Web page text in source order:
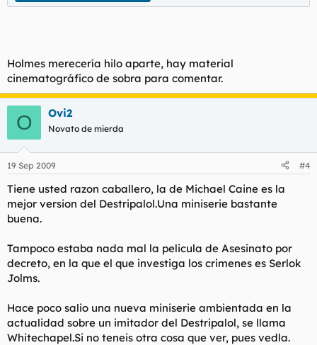
Holmes merecería hilo aparte, hay material
cinematográfico de sobra para comentar.
O Ovi2
Novato de mierda
19 Sep 2009 #4
Tiene usted razon caballero, la de Michael Caine es la
mejor version del Destripalol.Una miniserie bastante
buena.
Tampoco estaba nada mal la pelicula de Asesinato por
decreto, en la que el que investiga los crimenes es Serlok
Jolms.
Hace poco salio una nueva miniserie ambientada en la
actualidad sobre un imitador del Destripalol, se llama
Whitechapel.Si no teneis otra cosa que ver, pues vedla.